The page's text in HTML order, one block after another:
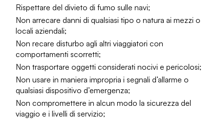
Rispettare del divieto di fumo sulle navi;
Non arrecare danni di qualsiasi tipo o natura ai mezzi o
locali aziendali;
Non recare disturbo agli altri viaggiatori con
comportamenti scorretti;
Non trasportare oggetti considerati nocivi e pericolosi;
Non usare in maniera impropria i segnali d’allarme o
qualsiasi dispositivo d’emergenza;
Non compromettere in alcun modo la sicurezza del
viaggio e i livelli di servizio;